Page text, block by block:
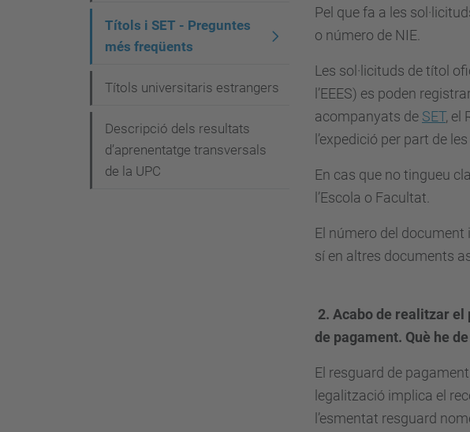
Pel que fa a les
o número de NIE.
Les sol·licituds de títol
l’EEES) es poden
acompanyats de SET, el
l’expedició per part de
En cas que no tingueu
l’Escola o Facultat.
El número del
sí en altres documents
2. Acabo de realitzar el
de pagament. Què he
El resguard de
legalització implica el
l’esmentat resguard
a
i
ó
Títols i SET - Preguntes
més freqüents
Títols universitaris estrangers
Descripció dels resultats
d’aprenentatge transversals
de la UPC